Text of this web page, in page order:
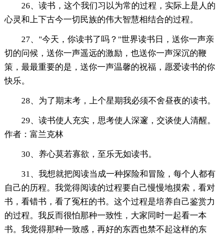
26、读书，这个我们习以为常的过程，实际上是人的
心灵和上下古今一切民族的伟大智慧相结合的过程。
27、"今天，你读书了吗？"世界读书日，送你一声亲
切的问候，送你一声遥远的激励，也送你一声深沉的鞭
策，最最重要的是，送你一声温馨的祝福，愿爱读书的你
快乐。
28、为了期末考，上个星期我必须不舍昼夜的读书。
29、读书使人充实，思考使人深邃，交谈使人清醒。
作者：富兰克林
30、养心莫若寡欲，至乐无如读书。
31、我想就把阅读当成一种探险和冒险，每个人都有
自己的历程。我觉得阅读的过程要自己慢慢地摸索，看对
书，看错书，看了冤枉的书。这个过程是培养自己鉴赏力
的过程。我反而很怕那种一致性，大家同时一起看一本
书。我觉得那种一致感，再好的东西也禁不起这样的东